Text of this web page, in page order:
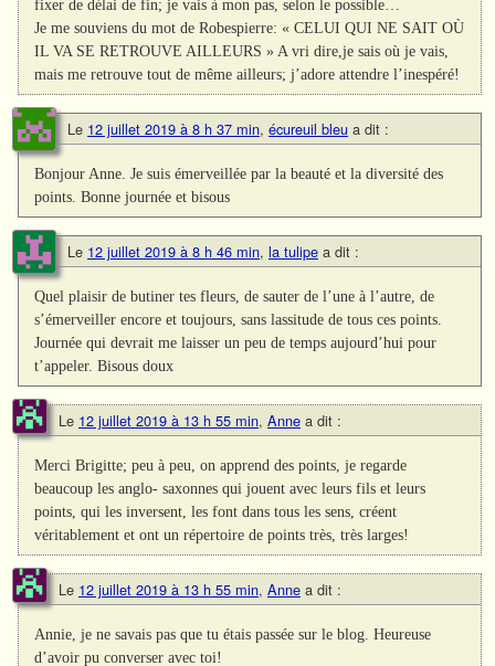
fixer de délai de fin; je vais à mon pas, selon le possible…
Je me souviens du mot de Robespierre: « CELUI QUI NE SAIT OÙ
IL VA SE RETROUVE AILLEURS » A vri dire,je sais où je vais,
mais me retrouve tout de même ailleurs; j’adore attendre l’inespéré!
Le 12 juillet 2019 à 8 h 37 min, écureuil bleu a dit :
Bonjour Anne. Je suis émerveillée par la beauté et la diversité des
points. Bonne journée et bisous
Le 12 juillet 2019 à 8 h 46 min, la tulipe a dit :
Quel plaisir de butiner tes fleurs, de sauter de l’une à l’autre, de
s’émerveiller encore et toujours, sans lassitude de tous ces points.
Journée qui devrait me laisser un peu de temps aujourd’hui pour
t’appeler. Bisous doux
Le 12 juillet 2019 à 13 h 55 min, Anne a dit :
Merci Brigitte; peu à peu, on apprend des points, je regarde
beaucoup les anglo- saxonnes qui jouent avec leurs fils et leurs
points, qui les inversent, les font dans tous les sens, créent
véritablement et ont un répertoire de points très, très larges!
Le 12 juillet 2019 à 13 h 55 min, Anne a dit :
Annie, je ne savais pas que tu étais passée sur le blog. Heureuse
d’avoir pu converser avec toi!